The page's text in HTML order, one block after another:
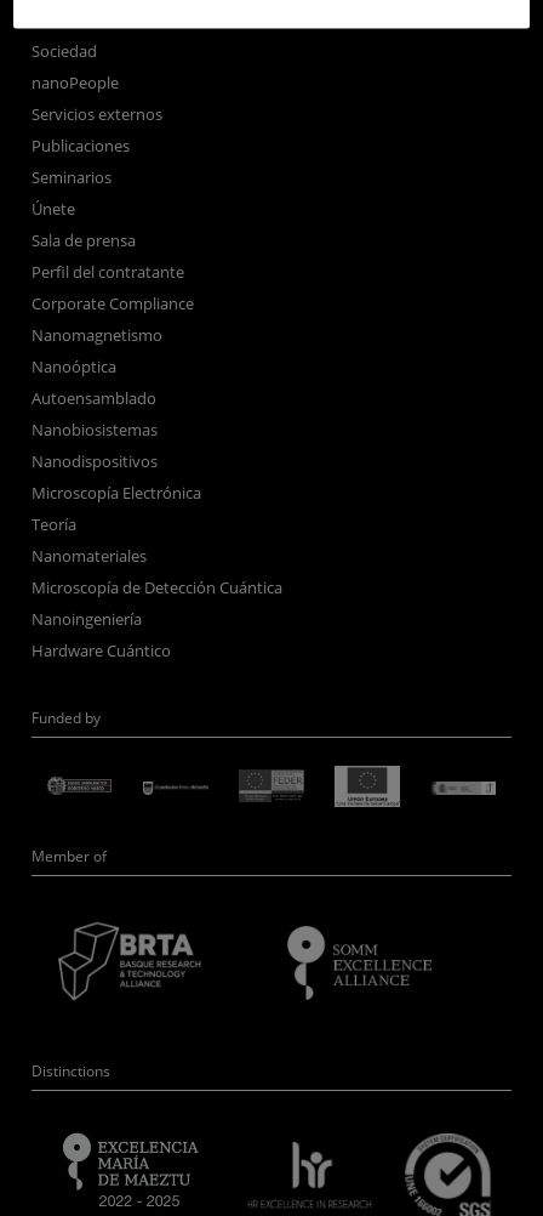
Sociedad
nanoPeople
Servicios externos
Publicaciones
Seminarios
Únete
Sala de prensa
Perfil del contratante
Corporate Compliance
Nanomagnetismo
Nanoóptica
Autoensamblado
Nanobiosistemas
Nanodispositivos
Microscopía Electrónica
Teoría
Nanomateriales
Microscopía de Detección Cuántica
Nanoingeniería
Hardware Cuántico
Funded by
Member of
Distinctions